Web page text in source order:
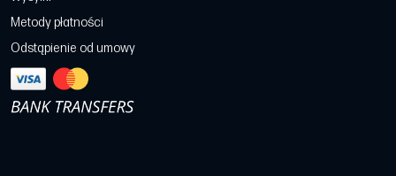
Metody płatności
Odstąpienie od umowy